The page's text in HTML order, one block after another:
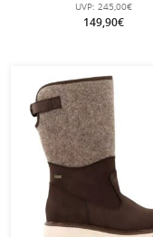
UVP: 245,00€
149,90€